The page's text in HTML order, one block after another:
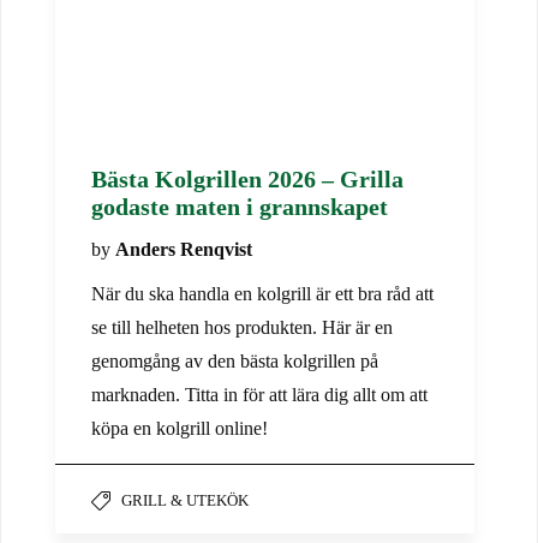
Bästa Kolgrillen 2026 – Grilla
godaste maten i grannskapet
by Anders Renqvist
När du ska handla en kolgrill är ett bra råd att
se till helheten hos produkten. Här är en
genomgång av den bästa kolgrillen på
marknaden. Titta in för att lära dig allt om att
köpa en kolgrill online!
GRILL & UTEKÖK